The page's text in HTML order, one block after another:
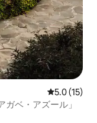
レビュー15
5.0 (15)
ベ・アズール」